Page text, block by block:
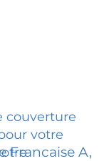
couverture
votre
Francaise A,